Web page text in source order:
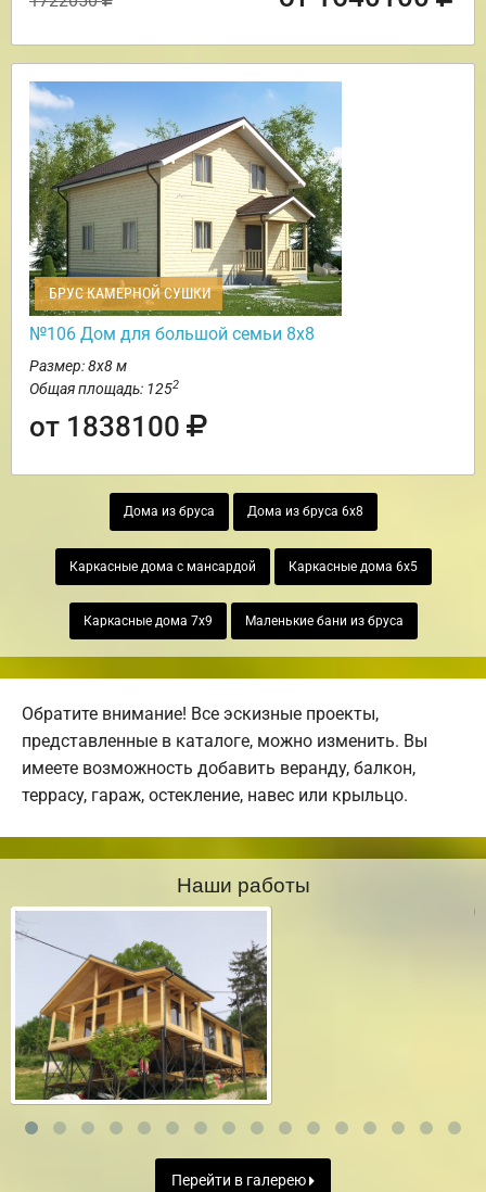
БРУС КАМЕРНОЙ СУШКИ
№106 Дом для большой семьи 8х8
Размер: 8х8 м
Общая площадь: 1252
от 1838100
Дома из бруса Дома из бруса 6х8
Каркасные дома с мансардой Каркасные дома 6х5
Каркасные дома 7х9 Маленькие бани из бруса
Обратите внимание! Все эскизные проекты,
представленные в каталоге, можно изменить. Вы
имеете возможность добавить веранду, балкон,
террасу, гараж, остекление, навес или крыльцо.
Наши работы
Перейти в галерею